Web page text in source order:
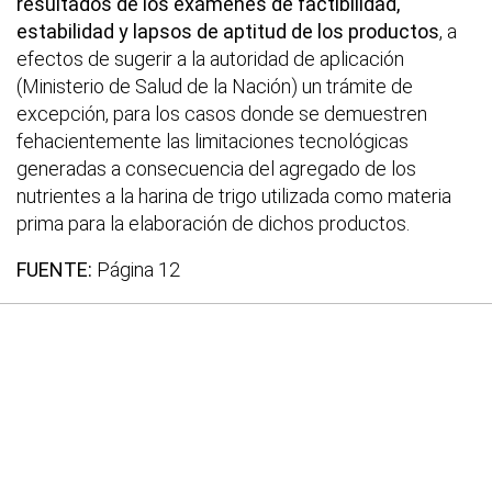
estabilidad y lapsos de aptitud de los productos, a
efectos de sugerir a la autoridad de aplicación
(Ministerio de Salud de la Nación) un trámite de
excepción, para los casos donde se demuestren
fehacientemente las limitaciones tecnológicas
generadas a consecuencia del agregado de los
nutrientes a la harina de trigo utilizada como materia
prima para la elaboración de dichos productos.
FUENTE: Página 12